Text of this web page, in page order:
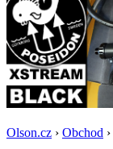
Olson.cz › Obchod ›